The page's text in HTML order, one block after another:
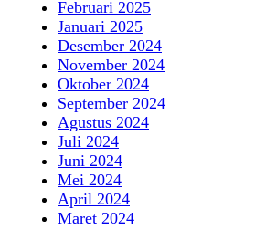
Februari 2025
Januari 2025
Desember 2024
November 2024
Oktober 2024
September 2024
Agustus 2024
Juli 2024
Juni 2024
Mei 2024
April 2024
Maret 2024